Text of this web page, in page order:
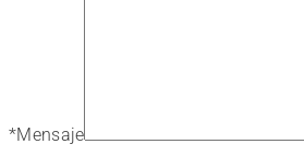
*Mensaje